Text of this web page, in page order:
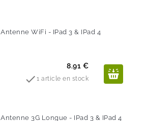
Antenne WiFi - IPad 3 & IPad 4
Prix
8.91 €
1 article en stock
Antenne 3G Longue - IPad 3 & IPad 4